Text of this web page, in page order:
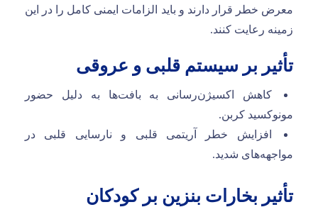
معرض خطر قرار دارند و باید الزامات ایمنی کامل را در این
زمینه رعایت کنند.
تأثیر بر سیستم قلبی و عروقی
کاهش اکسیژن‌رسانی به بافت‌ها به دلیل حضور
مونوکسید کربن.
افزایش خطر آریتمی قلبی و نارسایی قلبی در
مواجهه‌های شدید.
تأثیر بخارات بنزین بر کودکان